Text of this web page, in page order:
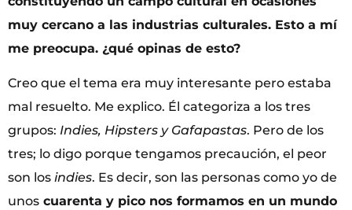
muy cercano a las industrias culturales. Esto a mí
me preocupa. ¿qué opinas de esto?
Creo que el tema era muy interesante pero estaba
mal resuelto. Me explico. Él categoriza a los tres
grupos: Indies, Hipsters y Gafapastas. Pero de los
tres; lo digo porque tengamos precaución, el peor
son los indies. Es decir, son las personas como yo de
unos cuarenta y pico nos formamos en un mundo